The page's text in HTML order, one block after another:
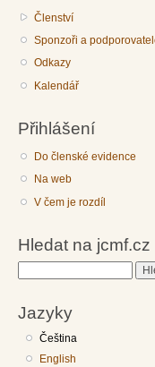
Členství
Sponzoři a
Odkazy
Kalendář
Přihlášení
Do členské evidence
Na web
V čem je rozdíl
Hledat na jcmf.cz
Jazyky
Čeština
English